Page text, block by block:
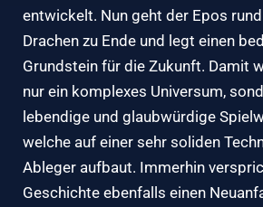
entwickelt. Nun geht der Epos
Drachen zu Ende und legt einen
Grundstein für die Zukunft. Damit
nur ein komplexes Universum,
lebendige und glaubwürdige
welche auf einer sehr soliden
Ableger aufbaut. Immerhin
Geschichte ebenfalls einen